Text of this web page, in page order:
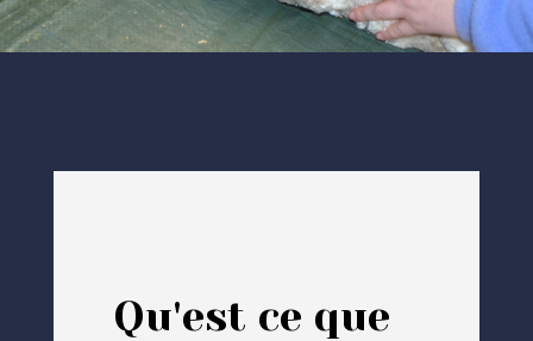
Qu'est ce que